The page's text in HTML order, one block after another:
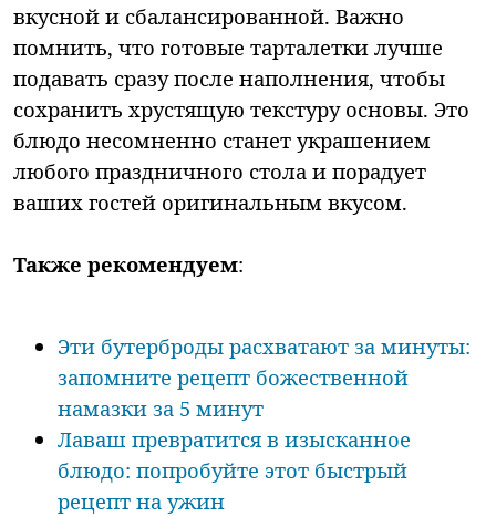
вкусной и сбалансированной. Важно
помнить, что готовые тарталетки лучше
подавать сразу после наполнения, чтобы
сохранить хрустящую текстуру основы. Это
блюдо несомненно станет украшением
любого праздничного стола и порадует
ваших гостей оригинальным вкусом.
Также рекомендуем:
Эти бутерброды расхватают за минуты:
запомните рецепт божественной
намазки за 5 минут
Лаваш превратится в изысканное
блюдо: попробуйте этот быстрый
рецепт на ужин